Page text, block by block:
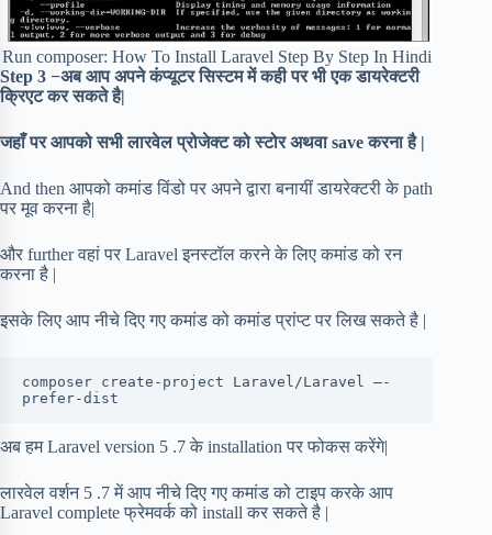
Run composer: How To Install Laravel Step By Step In Hindi
Step 3 −अब आप अपने कंप्यूटर सिस्टम में कही पर भी एक डायरेक्टरी
क्रिएट कर सकते है|
जहाँ पर आपको सभी लारवेल प्रोजेक्ट को स्टोर अथवा save करना है |
And then आपको कमांड विंडो पर अपने द्वारा बनायीं डायरेक्टरी के path
पर मूव करना है|
और further वहां पर Laravel इनस्टॉल करने के लिए कमांड को रन
करना है |
इसके लिए आप नीचे दिए गए कमांड को कमांड प्रांप्ट पर लिख सकते है |
composer create-project Laravel/Laravel –-
prefer-dist
अब हम Laravel version 5 .7 के installation पर फोकस करेंगे|
लारवेल वर्शन 5 .7 में आप नीचे दिए गए कमांड को टाइप करके आप
Laravel complete फ्रेमवर्क को install कर सकते है |